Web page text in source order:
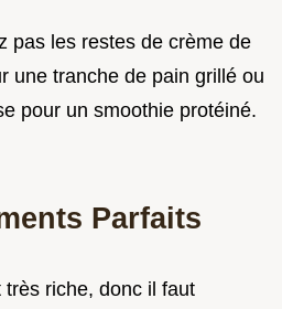
pas les restes de crème de
une tranche de pain grillé ou
pour un smoothie protéiné.
Parfaits
riche, donc il faut